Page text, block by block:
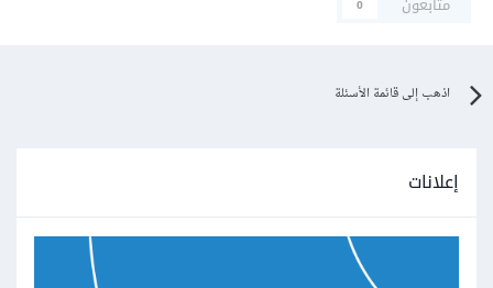
0
اذهب إلى قائمة الأسئلة
إعلانات